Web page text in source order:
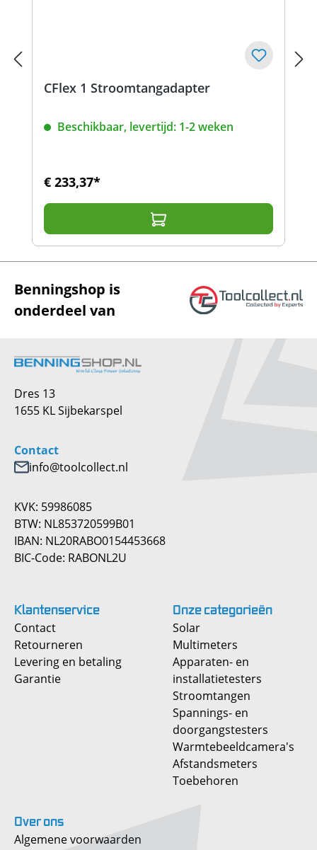
CFlex 1 Stroomtangadapter
Beschikbaar, levertijd: 1-2 weken
€ 233,37*
Benningshop is
onderdeel van
Dres 13
1655 KL Sijbekarspel
Contact
info@toolcollect.nl
KVK: 59986085
BTW: NL853720599B01
IBAN: NL20RABO0154453668
BIC-Code: RABONL2U
Klantenservice
Contact
Retourneren
Levering en betaling
Garantie
Onzecategorieën
Solar
Multimeters
Apparaten- en
installatietesters
Stroomtangen
Spannings- en
doorgangstesters
Warmtebeeldcamera's
Afstandsmeters
Toebehoren
Overons
Algemene voorwaarden